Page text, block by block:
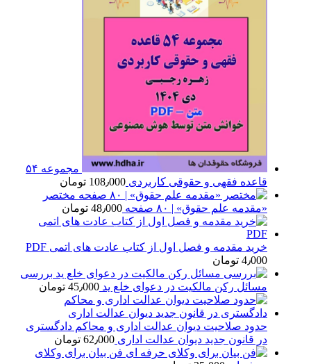
مجموعه ۵۴
قاعده فقهی و حقوقی کاربردی 108٫000 تومان
مختصر
«مقدمه علم حقوق» | ۸۰ صفحه
48٫000 تومان
خرید مقدمه و فصل اول از کتاب عادت های اتمی PDF
4٫000 تومان
بررسی
مسائل رکن مالکیت در دعوای خلع ید 45٫000 تومان
حدود صلاحیت دیوان عدالت اداری و محاکم دادگستری
در قانون جدید دیوان عدالت اداری 62٫000 تومان
فن بیان برای وکلای